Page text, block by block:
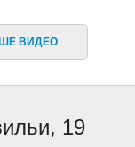
ВИДЕО
19